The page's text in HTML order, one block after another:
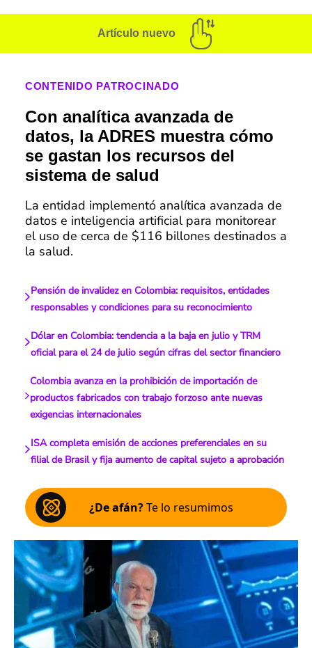
Artículo nuevo
CONTENIDO PATROCINADO
Con analítica avanzada de
datos, la ADRES muestra cómo
se gastan los recursos del
sistema de salud
La entidad implementó analítica avanzada de
datos e inteligencia artificial para monitorear
el uso de cerca de $116 billones destinados a
la salud.
Pensión de invalidez en Colombia: requisitos, entidades
responsables y condiciones para su reconocimiento
Dólar en Colombia: tendencia a la baja en julio y TRM
oficial para el 24 de julio según cifras del sector financiero
Colombia avanza en la prohibición de importación de
productos fabricados con trabajo forzoso ante nuevas
exigencias internacionales
ISA completa emisión de acciones preferenciales en su
filial de Brasil y fija aumento de capital sujeto a aprobación
¿De afán?Te lo resumimos